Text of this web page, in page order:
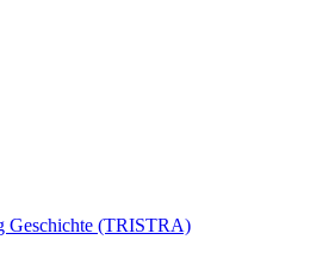
Geschichte (TRISTRA)